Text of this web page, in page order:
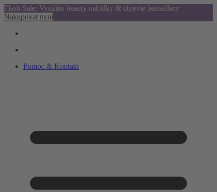
Flash Sale: Využijte beauty nabídky & objevte bestsellery
Nakupovat nyní
Pomoc & Kontakt